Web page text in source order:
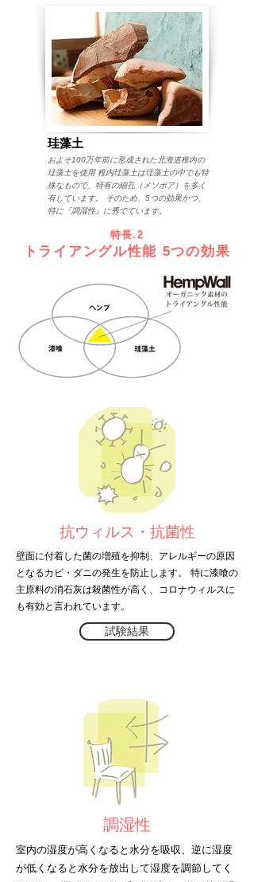
珪藻土
およそ100万年前に形成された北海道稚内の
珪藻土を使用 稚内珪藻土は珪藻土の中でも特
殊なもので、特有の細孔（メソポア）を多く
有しています。 そのため、5つの効果かつ、
特に『調湿性』に秀でています。
特長.2
トライアングル性能 5つの効果
抗ウィルス・抗菌性
壁面に付着した菌の増殖を抑制、アレルギーの原因
となるカビ・ダニの発生を防止します。 特に漆喰の
主原料の消石灰は殺菌性が高く、コロナウィルスに
も有効と言われています。
試験結果
調湿性
室内の湿度が高くなると水分を吸収、逆に湿度
が低くなると水分を放出して湿度を調節してく